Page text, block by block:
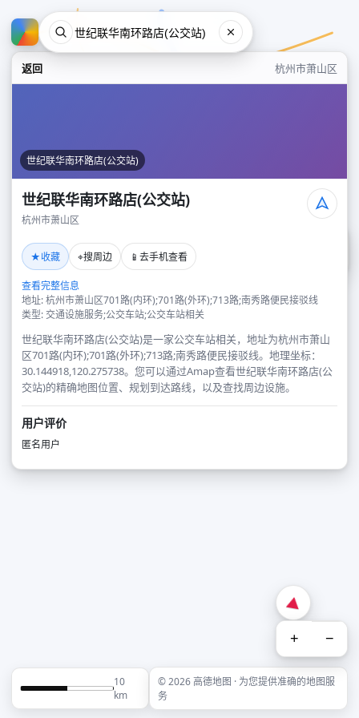
返回 杭州市萧山区
世纪联华南环路店(公交站)
世纪联华南环路店(公交站)
杭州市萧山区
★收藏 ⌖搜周边 📱 去手机查看
查看完整信息
地址: 杭州市萧山区701路(内环);701路(外环);713路;南秀路便民接驳线
类型: 交通设施服务;公交车站;公交车站相关
世纪联华南环路店(公交站)是一家公交车站相关，地址为杭州市萧山
区701路(内环);701路(外环);713路;南秀路便民接驳线。地理坐标：
30.144918,120.275738。您可以通过Amap查看世纪联华南环路店(公
交站)的精确地图位置、规划到达路线，以及查找周边设施。
用户评价
匿名用户
+ −
10
km
© 2026 高德地图 · 为您提供准确的地图服
务